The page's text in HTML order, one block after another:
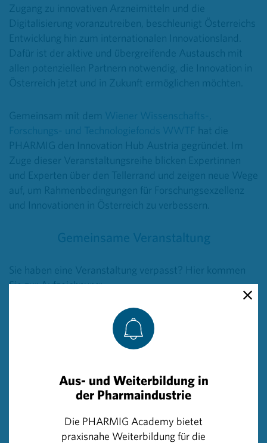
Zugang zu innovativen Arzneimitteln und die
Digitalisierung voranzutreiben, beschleunigt Österreichs
Entwicklung hin zum internationalen Innovationsland.
Dafür ist der aktive und übergreifende Austausch mit
allen potenziellen Partnern notwendig, die Innovation in
Österreich jetzt und in Zukunft ermöglichen möchten.
Gemeinsam mit dem Wiener Wissenschafts-,
Forschungs- und Technologiefonds WWTF
hat die
PHARMIG den Innovation Hub Austria gegründet. Im
Zuge dieser Veranstaltungsreihe blicken Expertinnen
und Experten über den Tellerrand und zeigen neue Wege
auf, um Rahmenbedingungen für Forschungsexzellenz
und Innovationen in Österreich zu verbessern.
Gemeinsame Veranstaltung
Sie haben eine Veranstaltung verpasst? Hier kommen
Sie zur Aufzeichnung:
Alle bisherigen Veranstaltungen
können Sie hier nachsehen:
Innovationen
Aus- und Weiterbildung in
der Pharmaindustrie
Die PHARMIG Academy bietet
praxisnahe Weiterbildung für die